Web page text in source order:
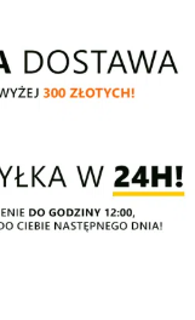
COAST – Blue Eyed
- klasyczny sportowy
400 gr/m2 - tkanina od
strony jest
i przyjemna w
- mocne żebrowane